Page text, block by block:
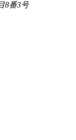
8番3号